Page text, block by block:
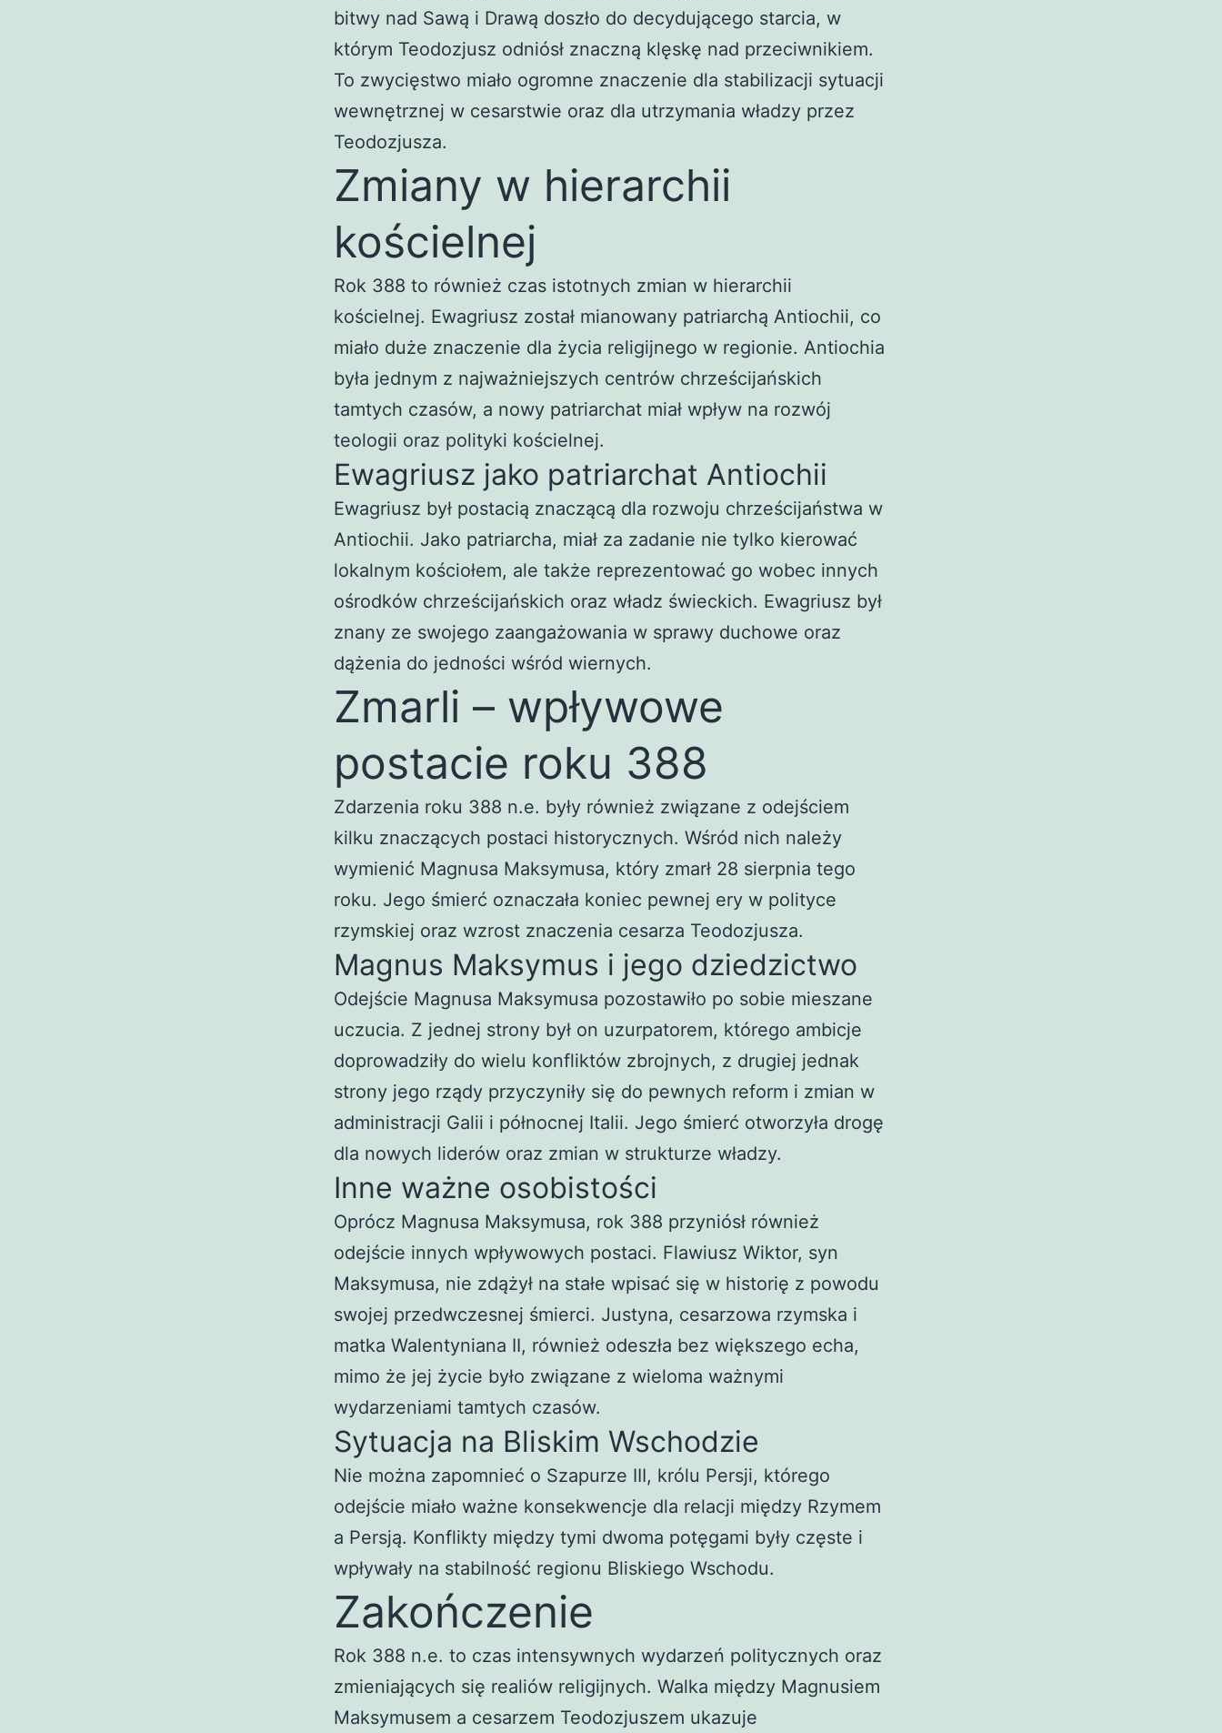
bitwy nad Sawą i Drawą doszło do decydującego starcia, w
którym Teodozjusz odniósł znaczną klęskę nad przeciwnikiem.
To zwycięstwo miało ogromne znaczenie dla stabilizacji sytuacji
wewnętrznej w cesarstwie oraz dla utrzymania władzy przez
Teodozjusza.
Zmiany w hierarchii
kościelnej
Rok 388 to również czas istotnych zmian w hierarchii
kościelnej. Ewagriusz został mianowany patriarchą Antiochii, co
miało duże znaczenie dla życia religijnego w regionie. Antiochia
była jednym z najważniejszych centrów chrześcijańskich
tamtych czasów, a nowy patriarchat miał wpływ na rozwój
teologii oraz polityki kościelnej.
Ewagriusz jako patriarchat Antiochii
Ewagriusz był postacią znaczącą dla rozwoju chrześcijaństwa w
Antiochii. Jako patriarcha, miał za zadanie nie tylko kierować
lokalnym kościołem, ale także reprezentować go wobec innych
ośrodków chrześcijańskich oraz władz świeckich. Ewagriusz był
znany ze swojego zaangażowania w sprawy duchowe oraz
dążenia do jedności wśród wiernych.
Zmarli – wpływowe
postacie roku 388
Zdarzenia roku 388 n.e. były również związane z odejściem
kilku znaczących postaci historycznych. Wśród nich należy
wymienić Magnusa Maksymusa, który zmarł 28 sierpnia tego
roku. Jego śmierć oznaczała koniec pewnej ery w polityce
rzymskiej oraz wzrost znaczenia cesarza Teodozjusza.
Magnus Maksymus i jego dziedzictwo
Odejście Magnusa Maksymusa pozostawiło po sobie mieszane
uczucia. Z jednej strony był on uzurpatorem, którego ambicje
doprowadziły do wielu konfliktów zbrojnych, z drugiej jednak
strony jego rządy przyczyniły się do pewnych reform i zmian w
administracji Galii i północnej Italii. Jego śmierć otworzyła drogę
dla nowych liderów oraz zmian w strukturze władzy.
Inne ważne osobistości
Oprócz Magnusa Maksymusa, rok 388 przyniósł również
odejście innych wpływowych postaci. Flawiusz Wiktor, syn
Maksymusa, nie zdążył na stałe wpisać się w historię z powodu
swojej przedwczesnej śmierci. Justyna, cesarzowa rzymska i
matka Walentyniana II, również odeszła bez większego echa,
mimo że jej życie było związane z wieloma ważnymi
wydarzeniami tamtych czasów.
Sytuacja na Bliskim Wschodzie
Nie można zapomnieć o Szapurze III, królu Persji, którego
odejście miało ważne konsekwencje dla relacji między Rzymem
a Persją. Konflikty między tymi dwoma potęgami były częste i
wpływały na stabilność regionu Bliskiego Wschodu.
Zakończenie
Rok 388 n.e. to czas intensywnych wydarzeń politycznych oraz
zmieniających się realiów religijnych. Walka między Magnusiem
Maksymusem a cesarzem Teodozjuszem ukazuje